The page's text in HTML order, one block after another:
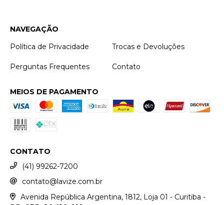
NAVEGAÇÃO
Política de Privacidade
Trocas e Devoluções
Perguntas Frequentes Contato
MEIOS DE PAGAMENTO
CONTATO
(41) 99262-7200
contato@lavize.com.br
Avenida República Argentina, 1812, Loja 01 - Curitiba -